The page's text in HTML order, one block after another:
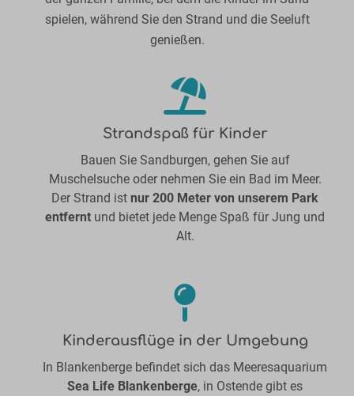
spielen, während Sie den Strand und die Seeluft
genießen.
Strandspaß für Kinder
Bauen Sie Sandburgen, gehen Sie auf
Muschelsuche oder nehmen Sie ein Bad im Meer.
Der Strand ist nur 200 Meter von unserem Park
entfernt und bietet jede Menge Spaß für Jung und
Alt.
Kinderausflüge in der Umgebung
In Blankenberge befindet sich das Meeresaquarium
Sea Life Blankenberge, in Ostende gibt es